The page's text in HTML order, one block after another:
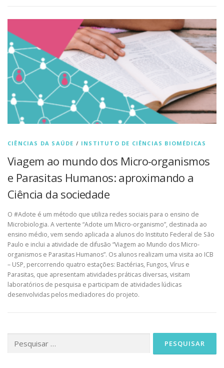
CIÊNCIAS DA SAÚDE / INSTITUTO DE CIÊNCIAS BIOMÉDICAS
Viagem ao mundo dos Micro-organismos
e Parasitas Humanos: aproximando a
Ciência da sociedade
O #Adote é um método que utiliza redes sociais para o ensino de
Microbiologia. A vertente “Adote um Micro-organismo”, destinada ao
ensino médio, vem sendo aplicada a alunos do Instituto Federal de São
Paulo e inclui a atividade de difusão “Viagem ao Mundo dos Micro-
organismos e Parasitas Humanos”. Os alunos realizam uma visita ao ICB
– USP, percorrendo quatro estações: Bactérias, Fungos, Vírus e
Parasitas, que apresentam atividades práticas diversas, visitam
laboratórios de pesquisa e participam de atividades lúdicas
desenvolvidas pelos mediadores do projeto.
por: